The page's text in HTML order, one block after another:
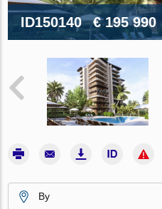
ID150140 € 195 990
By